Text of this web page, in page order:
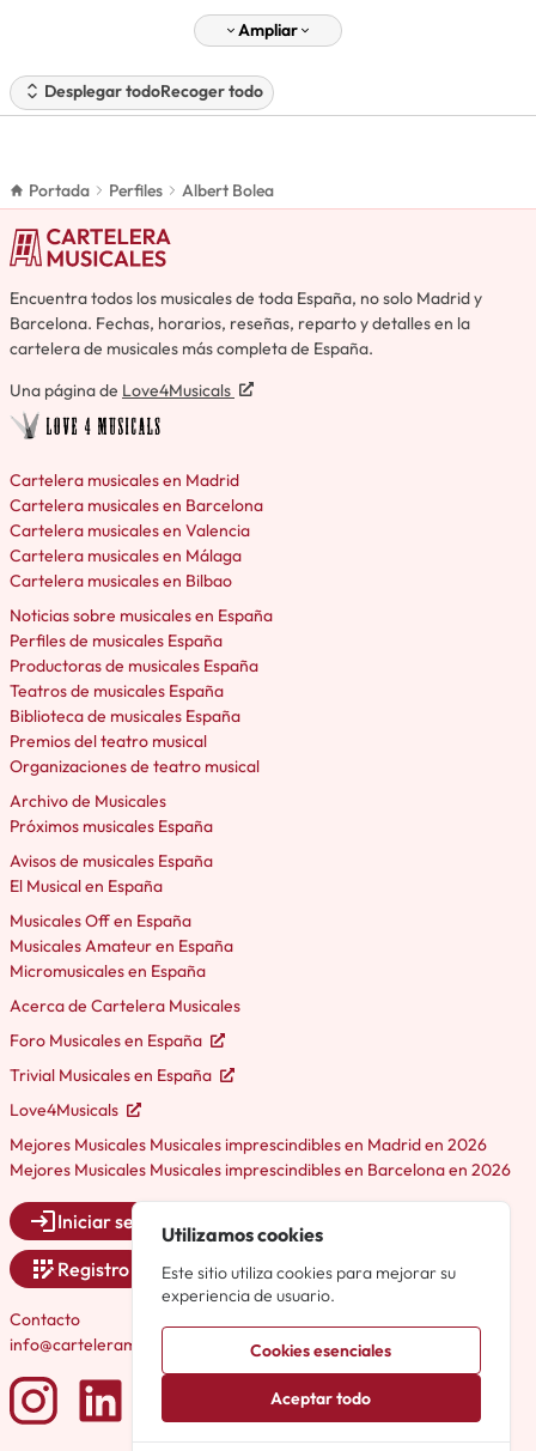
Ampliar
Desplegar todoRecoger todo
Portada Perfiles Albert Bolea
Encuentra todos los musicales de toda España, no solo Madrid y
Barcelona. Fechas, horarios, reseñas, reparto y detalles en la
cartelera de musicales más completa de España.
Una página de Love4Musicals
Cartelera musicales en Madrid
Cartelera musicales en Barcelona
Cartelera musicales en Valencia
Cartelera musicales en Málaga
Cartelera musicales en Bilbao
Noticias sobre musicales en España
Perfiles de musicales España
Productoras de musicales España
Teatros de musicales España
Biblioteca de musicales España
Premios del teatro musical
Organizaciones de teatro musical
Archivo de Musicales
Próximos musicales España
Avisos de musicales España
El Musical en España
Musicales Off en España
Musicales Amateur en España
Micromusicales en España
Acerca de Cartelera Musicales
Foro Musicales en España
Trivial Musicales en España
Love4Musicals
Mejores Musicales Musicales imprescindibles en Madrid en 2026
Mejores Musicales Musicales imprescindibles en Barcelona en 2026
Iniciar sesión
Registro
Contacto
info@carteleramusicales.es
Utilizamos cookies
Este sitio utiliza cookies para mejorar su
experiencia de usuario.
Cookies esenciales
Aceptar todo